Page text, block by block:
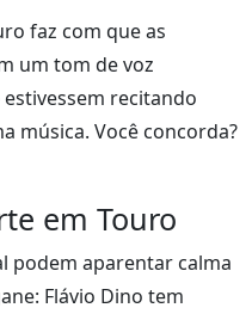
faz com que as
um tom de voz
recitando
música. Você concorda?
em Touro
podem aparentar calma
Flávio Dino tem